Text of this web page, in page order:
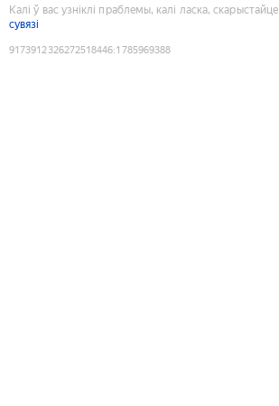
Калі ў вас узніклі праблемы, калі ласка, скарыстайце
сувязі
9173912326272518446:1785969388